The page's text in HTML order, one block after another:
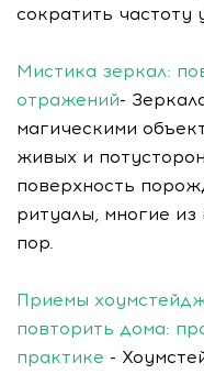
сократить частоту
Мистика зеркал:
отражений-
магическими
живых и
поверхность
ритуалы, многие
пор.
Приемы
повторить дома:
практике -